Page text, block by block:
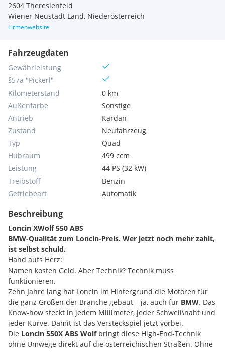
2604 Theresienfeld
Wiener Neustadt Land, Niederösterreich
Firmenwebsite
Fahrzeugdaten
Gewährleistung
§57a "Pickerl"
Kilometerstand
0 km
Außenfarbe
Sonstige
Antrieb
Kardan
Zustand
Neufahrzeug
Typ
Quad
Hubraum
499 ccm
Leistung
44 PS (32 kW)
Treibstoff
Benzin
Getriebeart
Automatik
Beschreibung
Loncin XWolf 550 ABS
BMW-Qualität zum Loncin-Preis. Wer jetzt noch mehr zahlt,
ist selbst schuld.
Hand aufs Herz:
Namen kosten Geld. Aber Technik? Technik muss
funktionieren.
Zehn Jahre lang hat Loncin im Hintergrund die Motoren für
die ganz Großen der Branche gebaut – ja, auch für BMW. Das
Know-how steckt in jedem Millimeter, jeder Schweißnaht und
jeder Kurve. Damit ist das Versteckspiel jetzt vorbei.
Die Loncin 550X ABS Wolfbringt diese High-End-Technik
ohne Umwege direkt auf die österreichischen Straßen. Ohne